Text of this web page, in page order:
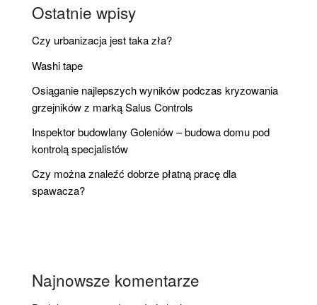
Ostatnie wpisy
Czy urbanizacja jest taka zła?
Washi tape
Osiąganie najlepszych wyników podczas kryzowania
grzejników z marką Salus Controls
Inspektor budowlany Goleniów – budowa domu pod
kontrolą specjalistów
Czy można znaleźć dobrze płatną pracę dla
spawacza?
Najnowsze komentarze